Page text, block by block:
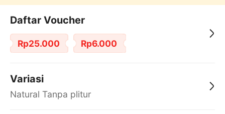
Daftar Voucher
Rp25.000 Rp6.000
Variasi
Natural Tanpa plitur